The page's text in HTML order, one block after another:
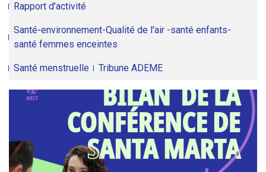
Rapport d'activité
Santé-environnement-Qualité de l'air -santé enfants-
santé femmes enceintes
Santé menstruelle Tribune ADEME